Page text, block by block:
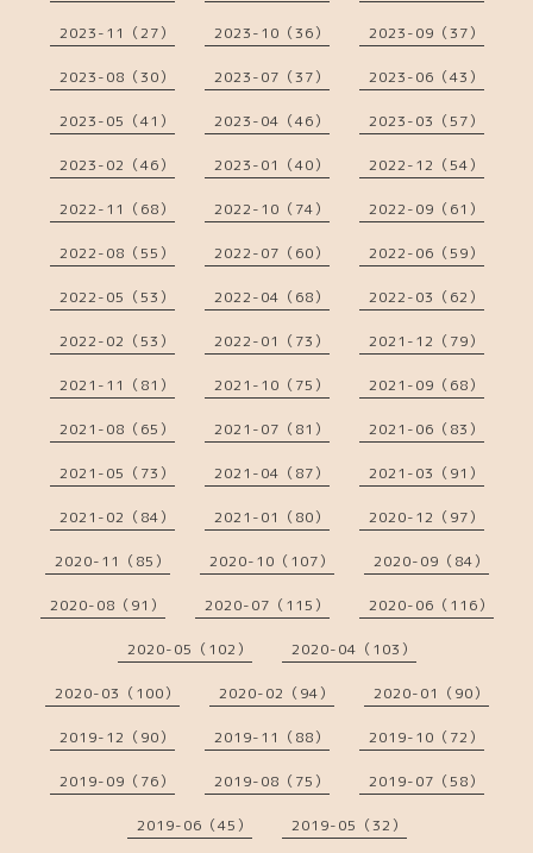
2023-11（27） 2023-10（36） 2023-09（37）
2023-08（30） 2023-07（37） 2023-06（43）
2023-05（41） 2023-04（46） 2023-03（57）
2023-02（46） 2023-01（40） 2022-12（54）
2022-11（68） 2022-10（74） 2022-09（61）
2022-08（55） 2022-07（60） 2022-06（59）
2022-05（53） 2022-04（68） 2022-03（62）
2022-02（53） 2022-01（73） 2021-12（79）
2021-11（81） 2021-10（75） 2021-09（68）
2021-08（65） 2021-07（81） 2021-06（83）
2021-05（73） 2021-04（87） 2021-03（91）
2021-02（84） 2021-01（80） 2020-12（97）
2020-11（85） 2020-10（107） 2020-09（84）
2020-08（91） 2020-07（115） 2020-06（116）
2020-05（102） 2020-04（103）
2020-03（100） 2020-02（94） 2020-01（90）
2019-12（90） 2019-11（88） 2019-10（72）
2019-09（76） 2019-08（75） 2019-07（58）
2019-06（45） 2019-05（32）